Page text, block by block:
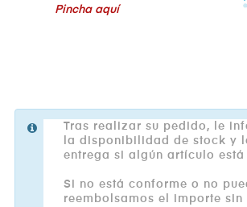
Pincha aquí
Tras realizar su pedido, le
la disponibilidad de stock y
entrega si algún artículo
Si no está conforme o no
reembolsamos el importe sin